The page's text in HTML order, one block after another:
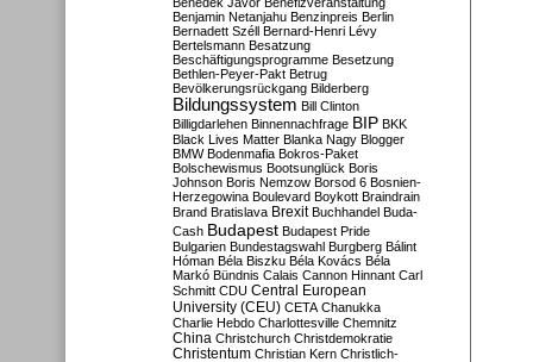
Benjamin Netanjahu Benzinpreis Berlin
Bernadett Széll Bernard-Henri Lévy
Bertelsmann Besatzung
Beschäftigungsprogramme Besetzung
Bethlen-Peyer-Pakt Betrug
Bevölkerungsrückgang Bilderberg
Bildungssystem Bill Clinton
Billigdarlehen Binnennachfrage BIP BKK
Black Lives Matter Blanka Nagy Blogger
BMW Bodenmafia Bokros-Paket
Bolschewismus Bootsunglück Boris
Johnson Boris Nemzow Borsod 6 Bosnien-
Herzegowina Boulevard Boykott Braindrain
Brand Bratislava Brexit Buchhandel Buda-
Cash Budapest Budapest Pride
Bulgarien Bundestagswahl Burgberg Bálint
Hóman Béla Biszku Béla Kovács Béla
Markó Bündnis Calais Cannon Hinnant Carl
Schmitt CDU Central European
University (CEU) CETA Chanukka
Charlie Hebdo Charlottesville Chemnitz
China Christchurch Christdemokratie
Christentum Christian Kern Christlich-